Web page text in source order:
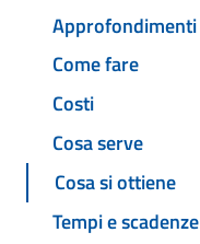
Approfondimenti
Come fare
Costi
Cosa serve
Cosa si ottiene
Tempi e scadenze